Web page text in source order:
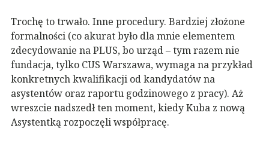
Trochę to trwało. Inne procedury. Bardziej złożone
formalności (co akurat było dla mnie elementem
zdecydowanie na PLUS, bo urząd – tym razem nie
fundacja, tylko CUS Warszawa, wymaga na przykład
konkretnych kwalifikacji od kandydatów na
asystentów oraz raportu godzinowego z pracy). Aż
wreszcie nadszedł ten moment, kiedy Kuba z nową
Asystentką rozpoczęli współpracę.